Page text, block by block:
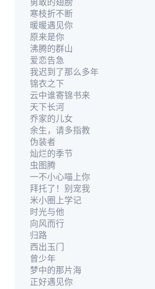
寒枝折不断
暖暖遇见你
原来是你
沸腾的群山
爱恋告急
我迟到了那么多年
锦衣之下
云中谁寄锦书来
天下长河
乔家的儿女
余生，请多指教
伪装者
灿烂的季节
虫图腾
一不小心喵上你
拜托了！别宠我
米小圈上学记
时光与他
向风而行
归路
西出玉门
曾少年
梦中的那片海
正好遇见你